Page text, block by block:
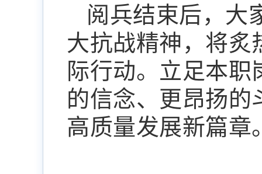
阅兵结束后，大
大抗战精神，将炙
际行动。立足本职
的信念、更昂扬的
高质量发展新篇章